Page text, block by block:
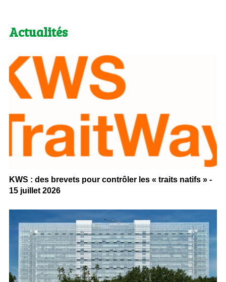
Actualités
KWS : des brevets pour contrôler les « traits natifs » -
15 juillet 2026